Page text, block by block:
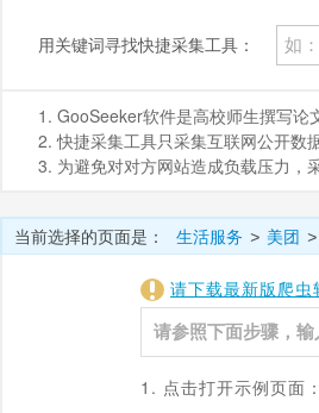
用关键词寻找快捷采集工具：
1. GooSeeker软件是高校师生撰写
2. 快捷采集工具只采集互联网公开数
3. 为避免对对方网站造成负载压力，
当前选择的页面是： 生活服务 > 美团 >
请下载最新版爬
1. 点击打开示例页面：